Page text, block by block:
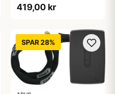
419,00 kr
SPAR 28%